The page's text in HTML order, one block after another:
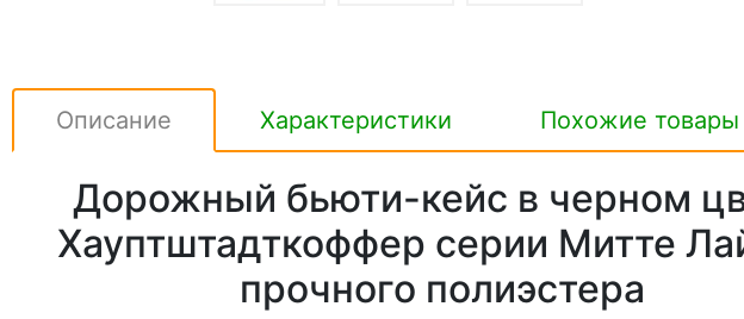
Описание Характеристики Похожие товары
Дорожный бьюти-кейс в черном
Хауптштадткоффер серии Митте
прочного полиэстера